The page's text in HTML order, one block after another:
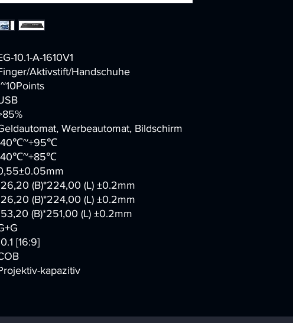
10.1-A-1610V1
Aktivstift/Handschuhe
Werbeautomat, Bildschirm
℃~+95℃
℃~+85℃
(B)*224,00 (L) ±0.2mm
(B)*224,00 (L) ±0.2mm
(B)*251,00 (L) ±0.2mm
[16:9]
kapazitiv